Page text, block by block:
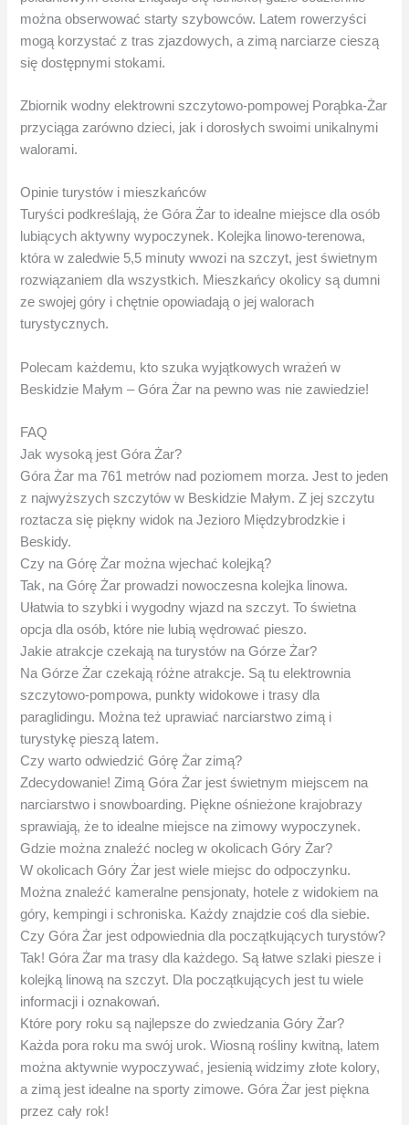
można obserwować starty szybowców. Latem rowerzyści
mogą korzystać z tras zjazdowych, a zimą narciarze cieszą
się dostępnymi stokami.
Zbiornik wodny elektrowni szczytowo-pompowej Porąbka-Żar
przyciąga zarówno dzieci, jak i dorosłych swoimi unikalnymi
walorami.
Opinie turystów i mieszkańców
Turyści podkreślają, że Góra Żar to idealne miejsce dla osób
lubiących aktywny wypoczynek. Kolejka linowo-terenowa,
która w zaledwie 5,5 minuty wwozi na szczyt, jest świetnym
rozwiązaniem dla wszystkich. Mieszkańcy okolicy są dumni
ze swojej góry i chętnie opowiadają o jej walorach
turystycznych.
Polecam każdemu, kto szuka wyjątkowych wrażeń w
Beskidzie Małym – Góra Żar na pewno was nie zawiedzie!
FAQ
Jak wysoką jest Góra Żar?
Góra Żar ma 761 metrów nad poziomem morza. Jest to jeden
z najwyższych szczytów w Beskidzie Małym. Z jej szczytu
roztacza się piękny widok na Jezioro Międzybrodzkie i
Beskidy.
Czy na Górę Żar można wjechać kolejką?
Tak, na Górę Żar prowadzi nowoczesna kolejka linowa.
Ułatwia to szybki i wygodny wjazd na szczyt. To świetna
opcja dla osób, które nie lubią wędrować pieszo.
Jakie atrakcje czekają na turystów na Górze Żar?
Na Górze Żar czekają różne atrakcje. Są tu elektrownia
szczytowo-pompowa, punkty widokowe i trasy dla
paraglidingu. Można też uprawiać narciarstwo zimą i
turystykę pieszą latem.
Czy warto odwiedzić Górę Żar zimą?
Zdecydowanie! Zimą Góra Żar jest świetnym miejscem na
narciarstwo i snowboarding. Piękne ośnieżone krajobrazy
sprawiają, że to idealne miejsce na zimowy wypoczynek.
Gdzie można znaleźć nocleg w okolicach Góry Żar?
W okolicach Góry Żar jest wiele miejsc do odpoczynku.
Można znaleźć kameralne pensjonaty, hotele z widokiem na
góry, kempingi i schroniska. Każdy znajdzie coś dla siebie.
Czy Góra Żar jest odpowiednia dla początkujących turystów?
Tak! Góra Żar ma trasy dla każdego. Są łatwe szlaki piesze i
kolejką linową na szczyt. Dla początkujących jest tu wiele
informacji i oznakowań.
Które pory roku są najlepsze do zwiedzania Góry Żar?
Każda pora roku ma swój urok. Wiosną rośliny kwitną, latem
można aktywnie wypoczywać, jesienią widzimy złote kolory,
a zimą jest idealne na sporty zimowe. Góra Żar jest piękna
przez cały rok!